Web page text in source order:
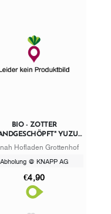
BIO - ZOTTER
YUZU
CITRUS 70G
Hofladen Grottenhof
Abholung @ KNAPP AG
€4,90